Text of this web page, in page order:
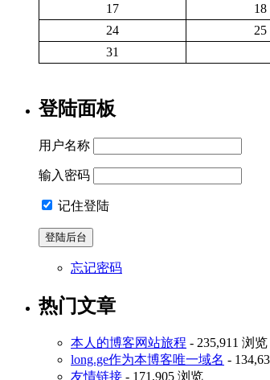
17
18
24
25
31
登陆面板
用户名称
输入密码
记住登陆
忘记密码
热门文章
本人的博客网站旅程 - 235,911 浏览
long.ge作为本博客唯一域名 -
友情链接 - 171,905 浏览